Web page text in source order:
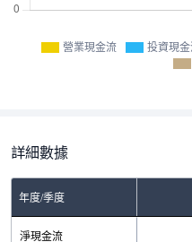
營業現金流 投資現
詳細數據
年度/季度
淨現金流